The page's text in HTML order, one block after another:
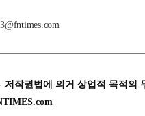
작권법에 의거 상업적 목적의